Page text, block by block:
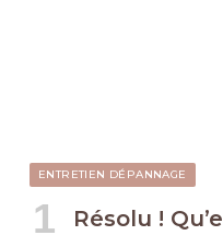
ENTRETIEN DÉPANNAGE
Résolu !